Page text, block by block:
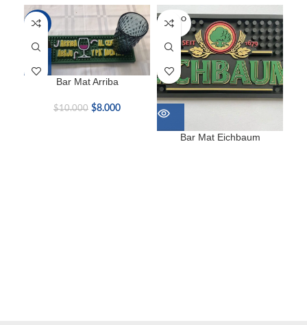
-20%
Bar Mat Arriba
$10.000 $8.000
SOLD O
UT
Bar Mat Eichbaum